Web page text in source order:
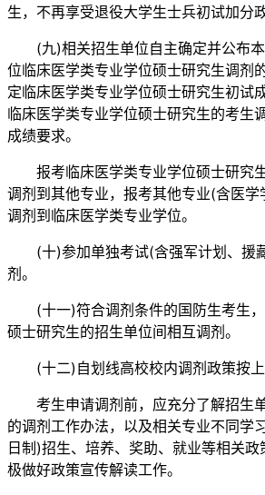
生，不再享受退役大学生士兵初试加分政
(九)相关招生单位自主确定并公布本
位临床医学类专业学位硕士研究生调剂
定临床医学类专业学位硕士研究生初试
临床医学类专业学位硕士研究生的考生
成绩要求。
报考临床医学类专业学位硕士研究
调剂到其他专业，报考其他专业(含医
调剂到临床医学类专业学位。
(十)参加单独考试(含强军计划、援
剂。
(十一)符合调剂条件的国防生考生，
硕士研究生的招生单位间相互调剂。
(十二)自划线高校校内调剂政策按上
考生申请调剂前，应充分了解招生
的调剂工作办法，以及相关专业不同学
日制)招生、培养、奖助、就业等相关
极做好政策宣传解读工作。